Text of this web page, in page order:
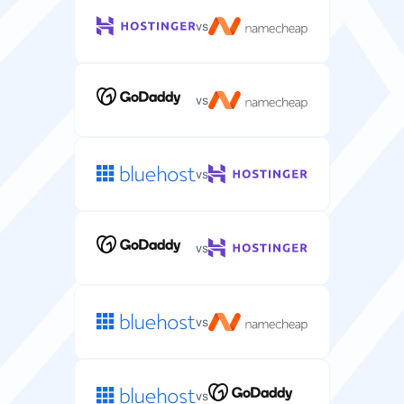
programoms valdyti.
(neribota daugumai planų).
Operacinė sistema
vs
vs
vs
vs
vs
vs